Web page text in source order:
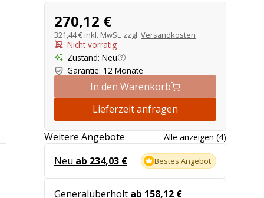
Produktangebot
270,12 €
321,44 € inkl. MwSt. zzgl. Versandkosten
Nicht vorrätig
Zustand:Neu
Garantie: 12 Monate
In den Warenkorb
Lieferzeit anfragen
Weitere Angebote Alle anzeigen (4)
Bestes Angebot
Neu ab 234,03 €
Generalüberholt ab 158,12 €